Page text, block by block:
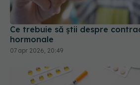
Ce trebuie să știi despre
hormonale
07 apr 2026, 20:49